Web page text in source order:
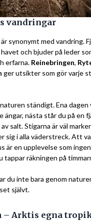
vandringar
synonymt med vandring.
och bjuder på leder
erfarna. Reinebringen,
ger utsikter som gör varje
ständigt. Ena dagen
ängar, nästa står du på en
salt. Stigarna är väl
sig i alla väderstreck. Att
är en upplevelse som
tappar räkningen på
du inte bara genom
självt.
– Arktis egna